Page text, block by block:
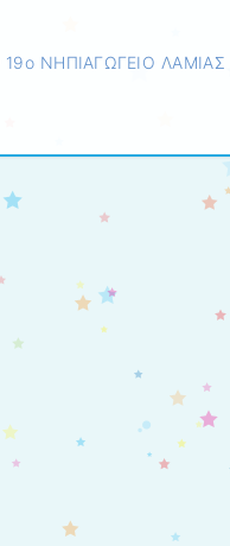
19ο ΝΗΠΙΑΓΩΓΕΙΟ ΛΑΜΙΑΣ